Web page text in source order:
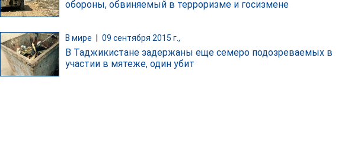
обороны, обвиняемый в терроризме и госизмене
В мире 09 сентября 2015 г.,
В Таджикистане задержаны еще семеро подозреваемых в
участии в мятеже, один убит